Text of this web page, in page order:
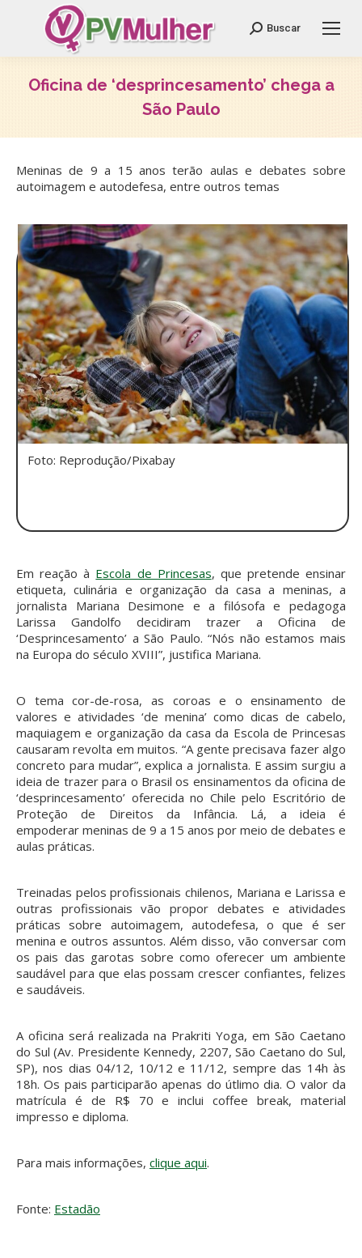
Search:
Buscar
Oficina de ‘desprincesamento’ chega a
São Paulo
Meninas de 9 a 15 anos terão aulas e debates sobre
autoimagem e autodefesa, entre outros temas
Foto: Reprodução/Pixabay
Em reação à Escola de Princesas, que pretende ensinar
etiqueta, culinária e organização da casa a meninas, a
jornalista Mariana Desimone e a filósofa e pedagoga
Larissa Gandolfo decidiram trazer a Oficina de
‘Desprincesamento’ a São Paulo. “Nós não estamos mais
na Europa do século XVIII”, justifica Mariana.
O tema cor-de-rosa, as coroas e o ensinamento de
valores e atividades ‘de menina’ como dicas de cabelo,
maquiagem e organização da casa da Escola de Princesas
causaram revolta em muitos. “A gente precisava fazer algo
concreto para mudar”, explica a jornalista. E assim surgiu a
ideia de trazer para o Brasil os ensinamentos da oficina de
‘desprincesamento’ oferecida no Chile pelo Escritório de
Proteção de Direitos da Infância. Lá, a ideia é
empoderar meninas de 9 a 15 anos por meio de debates e
aulas práticas.
Treinadas pelos profissionais chilenos, Mariana e Larissa e
outras profissionais vão propor debates e atividades
práticas sobre autoimagem, autodefesa, o que é ser
menina e outros assuntos. Além disso, vão conversar com
os pais das garotas sobre como oferecer um ambiente
saudável para que elas possam crescer confiantes, felizes
e saudáveis.
A oficina será realizada na Prakriti Yoga, em São Caetano
do Sul (Av. Presidente Kennedy, 2207, São Caetano do Sul,
SP), nos dias 04/12, 10/12 e 11/12, sempre das 14h às
18h. Os pais participarão apenas do útlimo dia. O valor da
matrícula é de R$ 70 e inclui coffee break, material
impresso e diploma.
Para mais informações, clique aqui.
Fonte: Estadão